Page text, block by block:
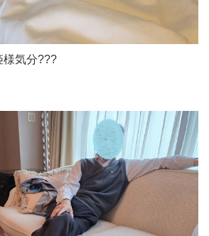
様気分???